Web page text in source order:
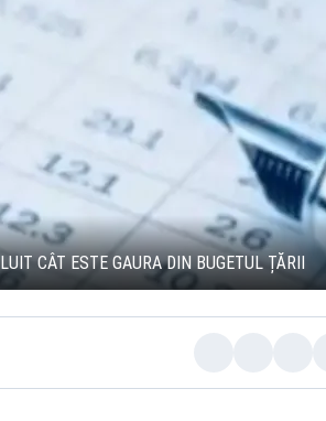
CÂT ESTE GAURA DIN BUGETUL ȚĂRII